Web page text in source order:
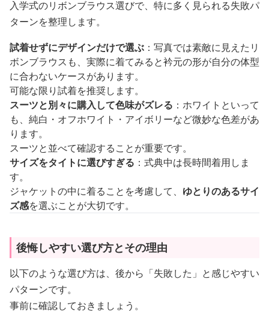
入学式のリボンブラウス選びで、特に多く見られる失敗パ
ターンを整理します。
試着せずにデザインだけで選ぶ ：写真では素敵に見えたリ
ボンブラウスも、実際に着てみると衿元の形が自分の体型
に合わないケースがあります。
可能な限り試着を推奨します。
スーツと別々に購入して色味がズレる ：ホワイトといって
も、純白・オフホワイト・アイボリーなど微妙な色差があ
ります。
スーツと並べて確認することが重要です。
サイズをタイトに選びすぎる ：式典中は長時間着用しま
す。
ジャケットの中に着ることを考慮して、 ゆとりのあるサイ
ズ感を選ぶことが大切です。
後悔しやすい選び方とその理由
以下のような選び方は、後から「失敗した」と感じやすい
パターンです。
事前に確認しておきましょう。